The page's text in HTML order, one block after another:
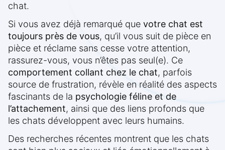
chat.
Si vous avez déjà remarqué que votre chat est
toujours près de vous, qu’il vous suit de pièce en
pièce et réclame sans cesse votre attention,
rassurez-vous, vous n’êtes pas seul(e). Ce
comportement collant chez le chat, parfois
source de frustration, révèle en réalité des aspects
fascinants de la psychologie féline et de
l’attachement, ainsi que des liens profonds que
les chats développent avec leurs humains.
Des recherches récentes montrent que les chats